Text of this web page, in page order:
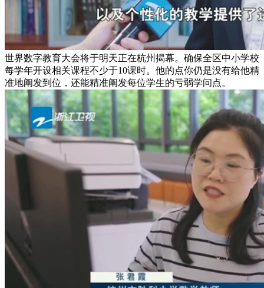
世界数字教育大会将于明天正在杭州揭幕。确保全区中小学校
每学年开设相关课程不少于10课时。他的点你仍是没有给他精
准地阐发到位，还能精准阐发每位学生的亏弱学问点。